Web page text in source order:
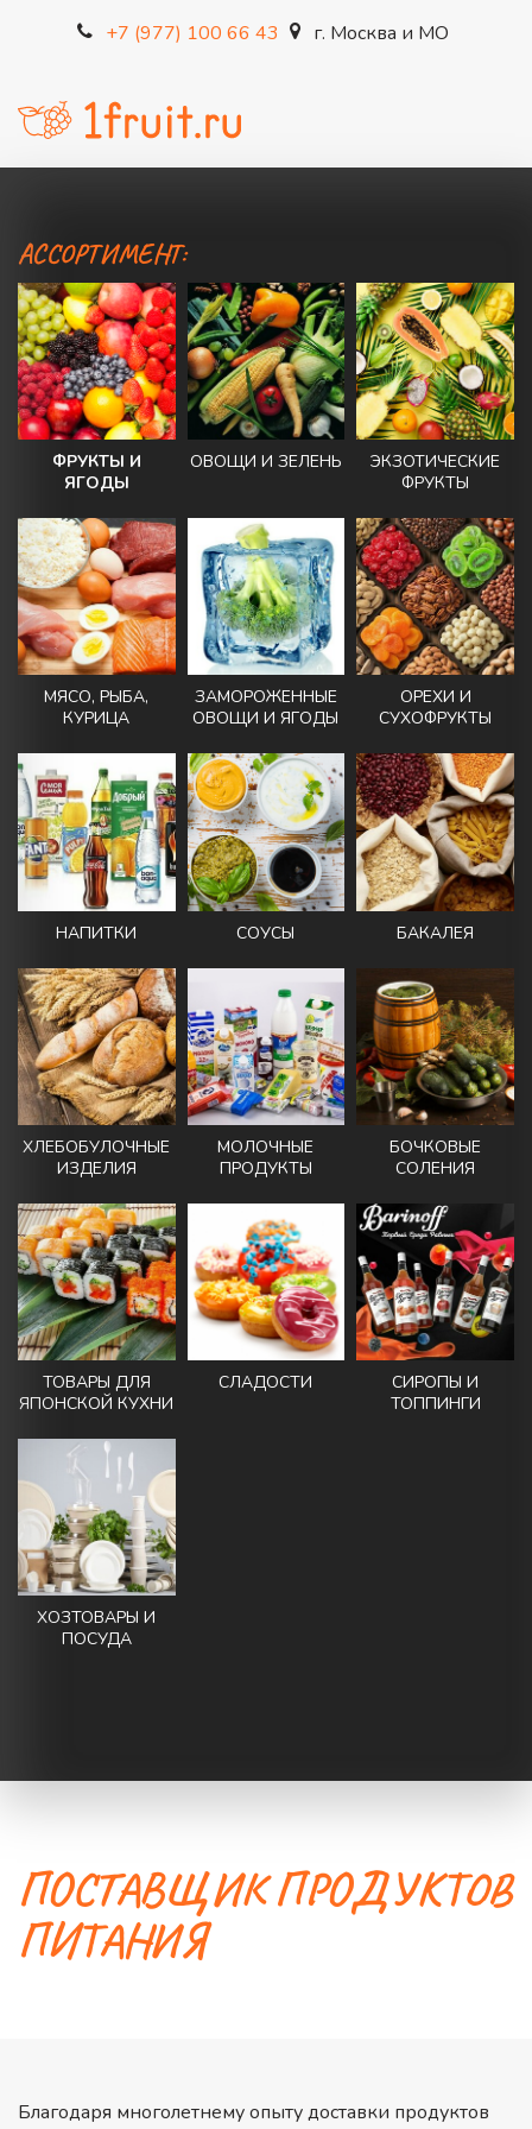
+7 (977) 100 66 43 г. Москва и МО
АССОРТИМЕНТ:
ФРУКТЫ И
ЯГОДЫ
ОВОЩИ И ЗЕЛЕНЬ
ЭКЗОТИЧЕСКИЕ
ФРУКТЫ
МЯСО, РЫБА,
КУРИЦА
ЗАМОРОЖЕННЫЕ
ОВОЩИ И ЯГОДЫ
ОРЕХИ И
СУХОФРУКТЫ
НАПИТКИ СОУСЫ БАКАЛЕЯ
ХЛЕБОБУЛОЧНЫЕ
ИЗДЕЛИЯ
МОЛОЧНЫЕ
ПРОДУКТЫ
БОЧКОВЫЕ
СОЛЕНИЯ
ТОВАРЫ ДЛЯ
ЯПОНСКОЙ КУХНИ
СЛАДОСТИ
СИРОПЫ И
ТОППИНГИ
ХОЗТОВАРЫ И
ПОСУДА
ПОСТАВЩИК ПРОДУКТОВ
ПИТАНИЯ
Благодаря многолетнему опыту доставки продуктов